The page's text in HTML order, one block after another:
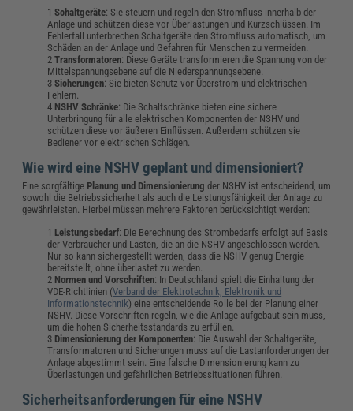
Schaltgeräte: Sie steuern und regeln den Stromfluss innerhalb der
Anlage und schützen diese vor Überlastungen und Kurzschlüssen. Im
Fehlerfall unterbrechen Schaltgeräte den Stromfluss automatisch, um
Schäden an der Anlage und Gefahren für Menschen zu vermeiden.
Transformatoren: Diese Geräte transformieren die Spannung von der
Mittelspannungsebene auf die Niederspannungsebene.
Sicherungen: Sie bieten Schutz vor Überstrom und elektrischen
Fehlern.
NSHV Schränke: Die Schaltschränke bieten eine sichere
Unterbringung für alle elektrischen Komponenten der NSHV und
schützen diese vor äußeren Einflüssen. Außerdem schützen sie
Bediener vor elektrischen Schlägen.
Wie wird eine NSHV geplant und dimensioniert?
Eine sorgfältige Planung und Dimensionierung der NSHV ist entscheidend, um
sowohl die Betriebssicherheit als auch die Leistungsfähigkeit der Anlage zu
gewährleisten. Hierbei müssen mehrere Faktoren berücksichtigt werden:
Leistungsbedarf: Die Berechnung des Strombedarfs erfolgt auf Basis
der Verbraucher und Lasten, die an die NSHV angeschlossen werden.
Nur so kann sichergestellt werden, dass die NSHV genug Energie
bereitstellt, ohne überlastet zu werden.
Normen und Vorschriften: In Deutschland spielt die Einhaltung der
VDE-Richtlinien (Verband der Elektrotechnik, Elektronik und
Informationstechnik) eine entscheidende Rolle bei der Planung einer
NSHV. Diese Vorschriften regeln, wie die Anlage aufgebaut sein muss,
um die hohen Sicherheitsstandards zu erfüllen.
Dimensionierung der Komponenten: Die Auswahl der Schaltgeräte,
Transformatoren und Sicherungen muss auf die Lastanforderungen der
Anlage abgestimmt sein. Eine falsche Dimensionierung kann zu
Überlastungen und gefährlichen Betriebssituationen führen.
Sicherheitsanforderungen für eine NSHV